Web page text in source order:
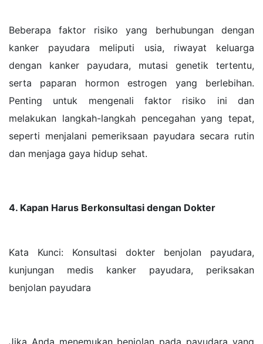
Beberapa faktor risiko yang berhubungan dengan
kanker payudara meliputi usia, riwayat keluarga
dengan kanker payudara, mutasi genetik tertentu,
serta paparan hormon estrogen yang berlebihan.
Penting untuk mengenali faktor risiko ini dan
melakukan langkah-langkah pencegahan yang tepat,
seperti menjalani pemeriksaan payudara secara rutin
dan menjaga gaya hidup sehat.
4. Kapan Harus Berkonsultasi dengan Dokter
Kata Kunci: Konsultasi dokter benjolan payudara,
kunjungan medis kanker payudara, periksakan
benjolan payudara
Jika Anda menemukan benjolan pada payudara yang